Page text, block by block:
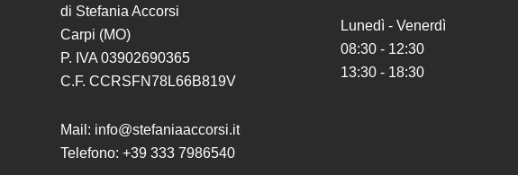
di Stefania Accorsi
Carpi (MO)
P. IVA 03902690365
C.F. CCRSFN78L66B819V
Mail: info@stefaniaaccorsi.it
Telefono: +39 333 7986540
Lunedì - Venerdì
08:30 - 12:30
13:30 - 18:30